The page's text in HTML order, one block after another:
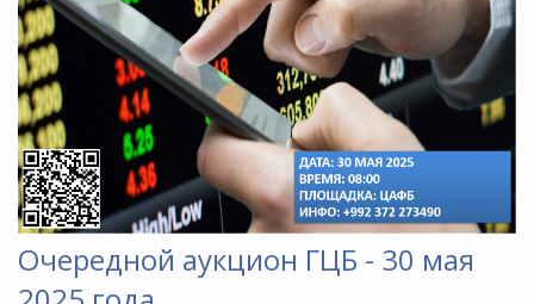
Очередной аукцион ГЦБ - 30 мая